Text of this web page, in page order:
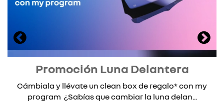
Promoción Luna Delantera
Cámbiala y llévate un clean box de regalo* con my
program ¿Sabías que cambiar la luna delan...